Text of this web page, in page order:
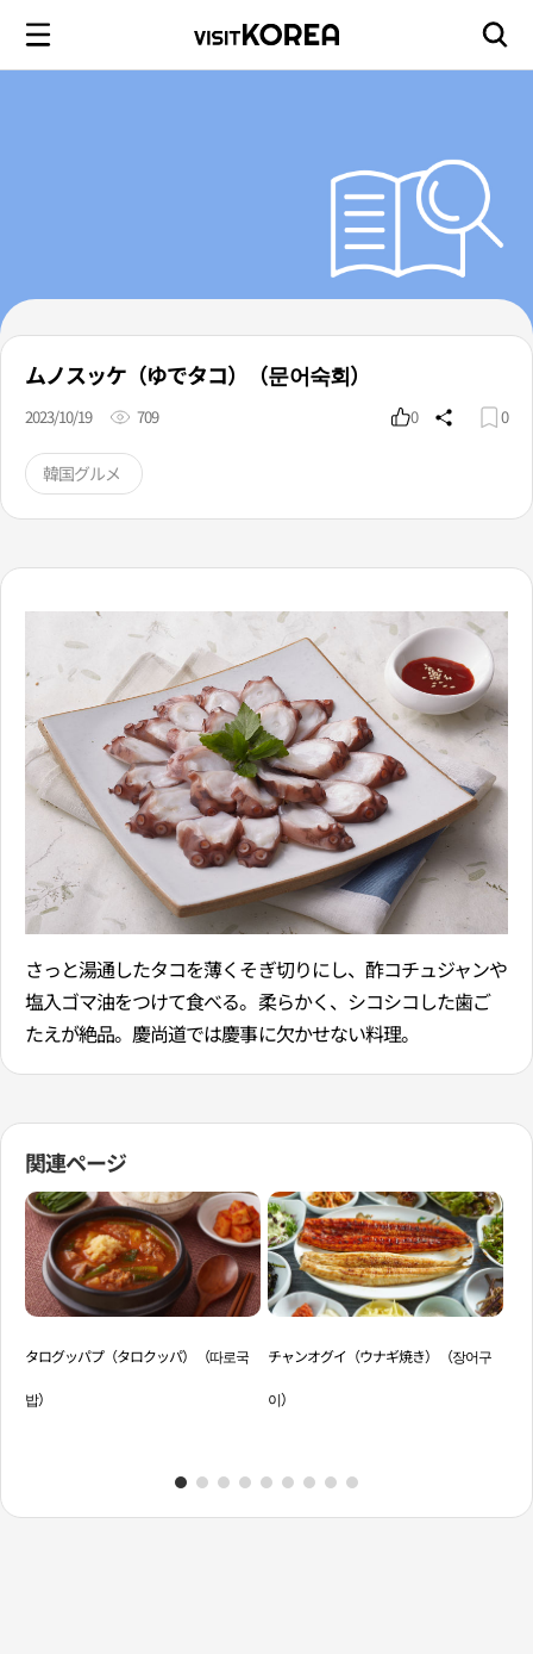
ムノスッケ（ゆでタコ）（문어숙회）
2023/10/19 709 0 0
韓国グルメ
さっと湯通したタコを薄くそぎ切りにし、酢コチュジャンや
塩入ゴマ油をつけて食べる。柔らかく、シコシコした歯ご
たえが絶品。慶尚道では慶事に欠かせない料理。
関連ページ
タログッパプ（タロクッパ）（따로국
밥）
チャンオグイ（ウナギ焼き）（장어구
이）